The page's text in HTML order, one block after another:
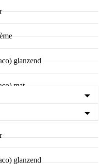
glanzend
mat
glanzend